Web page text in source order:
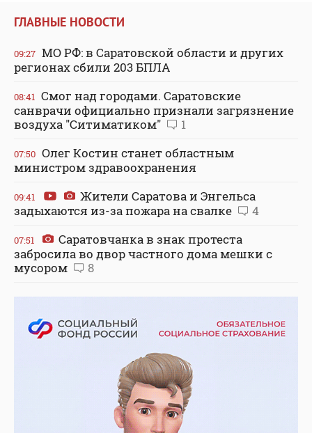
ГЛАВНЫЕ НОВОСТИ
09:27 МО РФ: в Саратовской области и других
регионах сбили 203 БПЛА
08:41 Смог над городами. Саратовские
санврачи официально признали загрязнение
воздуха "Ситиматиком"
1
07:50 Олег Костин станет областным
министром здравоохранения
09:41
Жители Саратова и Энгельса
задыхаются из-за пожара на свалке
4
07:51
Саратовчанка в знак протеста
забросила во двор частного дома мешки с
мусором
8